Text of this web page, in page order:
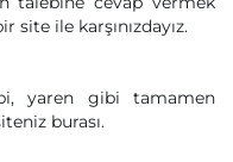
site ile karşınızdayız.
yaren gibi tamamen
burası.